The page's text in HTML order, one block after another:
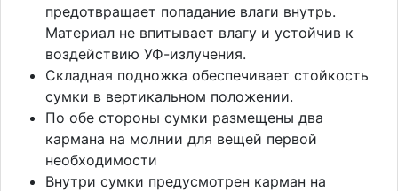
предотвращает попадание влаги внутрь.
Материал не впитывает влагу и устойчив к
воздействию УФ-излучения.
Складная подножка обеспечивает стойкость
сумки в вертикальном положении.
По обе стороны сумки размещены два
кармана на молнии для вещей первой
необходимости
Внутри сумки предусмотрен карман на